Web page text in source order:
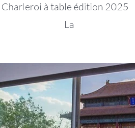
Charleroi à table édition 2025
La